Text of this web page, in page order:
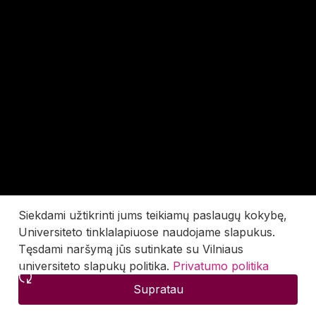
Siekdami užtikrinti jums teikiamų paslaugų kokybę,
Universiteto tinklalapiuose naudojame slapukus.
Tęsdami naršymą jūs sutinkate su Vilniaus
universiteto slapukų politika. Privatumo politika
Supratau